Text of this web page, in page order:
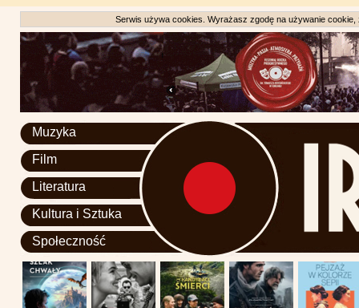
Serwis używa cookies. Wyrażasz zgodę na używanie
Muzyka
Film
Literatura
Kultura i Sztuka
Społeczność